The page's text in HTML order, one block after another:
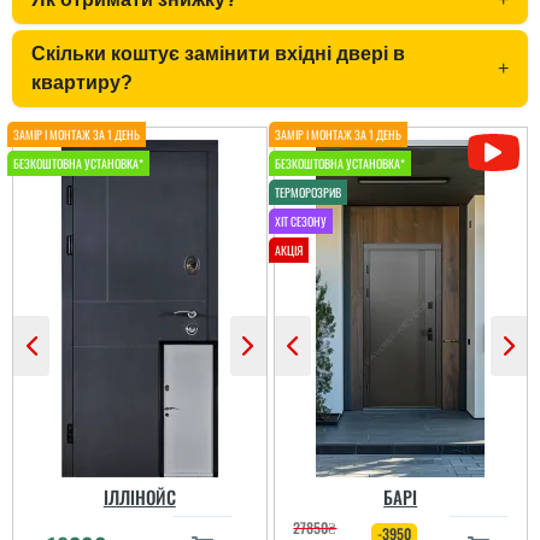
Олег
Дуже велике дякую за
двері і установку,
двері всім сподобалися
домашнім
читати всі відгуки
Вітаю! Замовляли тут
вхідні двері в будинок і
квартиру.Залишились
дууууже задоволені і
якістю дверей,і
клієнтоорієнтовністю,і
вартістю! ВСЕ НА
ВИЩОМУ РІВНІ ! Бажаю
процвітання компанії
,мо...
читати всі відгуки
Ярослава
сподобались, дуже
Скільки коштує замінити вхідні двері в
квартиру?
+
ІЛЛІНОЙС БАРІ
27850₴ -3950